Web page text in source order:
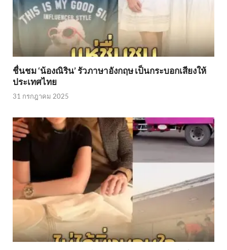
ชื่นชม ‘น้องณิริน’ รัวภาษาอังกฤษ เป็นกระบอกเสียงให้
ประเทศไทย
31 กรกฎาคม 2025